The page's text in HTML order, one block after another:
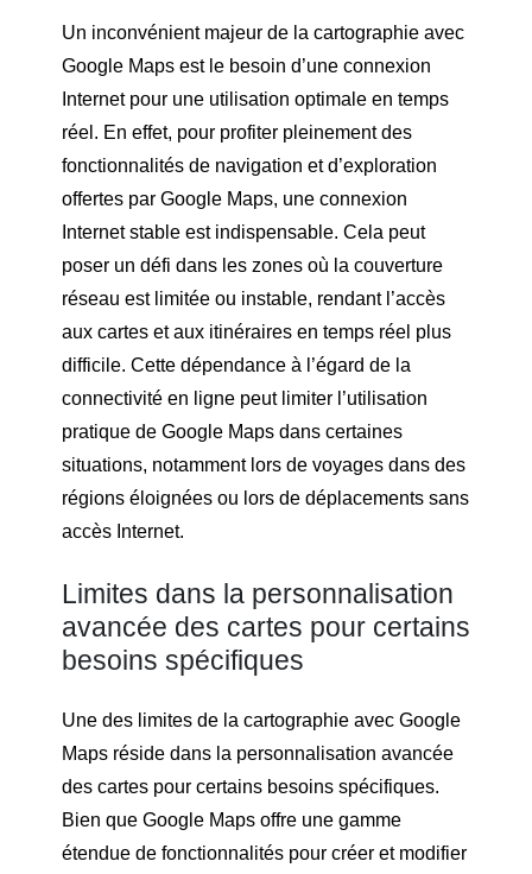
Un inconvénient majeur de la cartographie avec
Google Maps est le besoin d’une connexion
Internet pour une utilisation optimale en temps
réel. En effet, pour profiter pleinement des
fonctionnalités de navigation et d’exploration
offertes par Google Maps, une connexion
Internet stable est indispensable. Cela peut
poser un défi dans les zones où la couverture
réseau est limitée ou instable, rendant l’accès
aux cartes et aux itinéraires en temps réel plus
difficile. Cette dépendance à l’égard de la
connectivité en ligne peut limiter l’utilisation
pratique de Google Maps dans certaines
situations, notamment lors de voyages dans des
régions éloignées ou lors de déplacements sans
accès Internet.
Limites dans la personnalisation
avancée des cartes pour certains
besoins spécifiques
Une des limites de la cartographie avec Google
Maps réside dans la personnalisation avancée
des cartes pour certains besoins spécifiques.
Bien que Google Maps offre une gamme
étendue de fonctionnalités pour créer et modifier